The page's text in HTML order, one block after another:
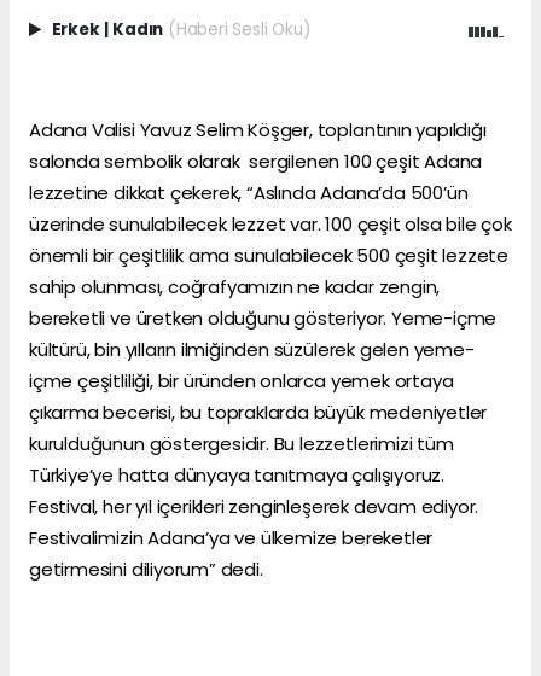
Erkek | Kadın (Haberi Sesli Oku)
Adana Valisi Yavuz Selim Köşger, toplantının yapıldığı
salonda sembolik olarak sergilenen 100 çeşit Adana
lezzetine dikkat çekerek, “Aslında Adana’da 500’ün
üzerinde sunulabilecek lezzet var. 100 çeşit olsa bile çok
önemli bir çeşitlilik ama sunulabilecek 500 çeşit lezzete
sahip olunması, coğrafyamızın ne kadar zengin,
bereketli ve üretken olduğunu gösteriyor. Yeme-içme
kültürü, bin yılların ilmiğinden süzülerek gelen yeme-
içme çeşitliliği, bir üründen onlarca yemek ortaya
çıkarma becerisi, bu topraklarda büyük medeniyetler
kurulduğunun göstergesidir. Bu lezzetlerimizi tüm
Türkiye’ye hatta dünyaya tanıtmaya çalışıyoruz.
Festival, her yıl içerikleri zenginleşerek devam ediyor.
Festivalimizin Adana’ya ve ülkemize bereketler
getirmesini diliyorum” dedi.